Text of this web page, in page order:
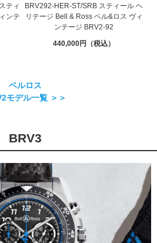
ティ
ンテ
BRV292-HER-ST/SRB スティール ヘ
リテージ Bell & Ross ベル&ロス ヴィ
ンテージ BRV2-92
440,000
ベルロス
モデル一覧 ＞＞
BRV3